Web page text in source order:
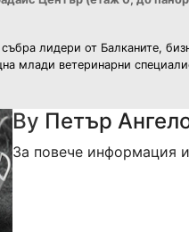
лидери от Балканите,
млади ветеринарни
By Петър
За повече информация